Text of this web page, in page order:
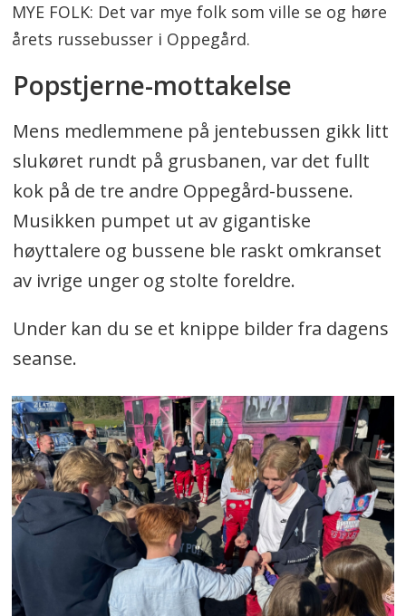
MYE FOLK: Det var mye folk som ville se og høre
årets russebusser i Oppegård.
Popstjerne-mottakelse
Mens medlemmene på jentebussen gikk litt
slukøret rundt på grusbanen, var det fullt
kok på de tre andre Oppegård-bussene.
Musikken pumpet ut av gigantiske
høyttalere og bussene ble raskt omkranset
av ivrige unger og stolte foreldre.
Under kan du se et knippe bilder fra dagens
seanse.